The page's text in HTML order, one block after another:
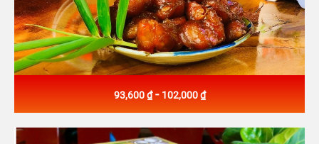
93,600 ₫- 102,000 ₫